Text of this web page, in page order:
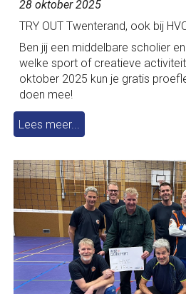
28 oktober 2025
TRY OUT Twenterand, ook bij
Ben jij een middelbare scholier
welke sport of creatieve
oktober 2025 kun je gratis
doen mee!
Lees meer...